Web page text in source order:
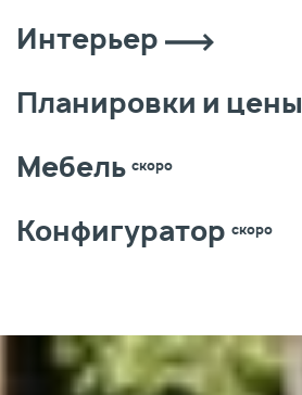
Интерьер
Планировки и цены
Мебель
Конфигуратор